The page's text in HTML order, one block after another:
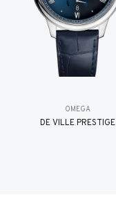
OMEGA
DE VILLE PRESTIGE